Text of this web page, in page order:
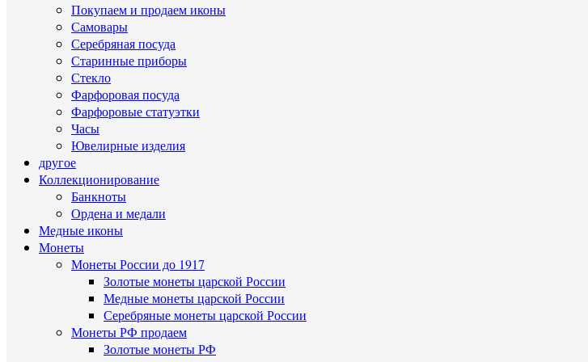
Покупаем и продаем иконы
Самовары
Серебряная посуда
Старинные приборы
Стекло
Фарфоровая посуда
Фарфоровые статуэтки
Часы
Ювелирные изделия
другое
Коллекционирование
Банкноты
Ордена и медали
Медные иконы
Монеты
Монеты России до 1917
Золотые монеты царской России
Медные монеты царской России
Серебряные монеты царской России
Монеты РФ продаем
Золотые монеты РФ